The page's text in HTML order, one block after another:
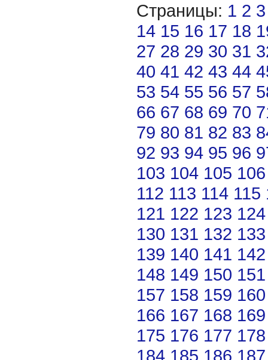
Страницы: 1 2 3
14 15 16 17 18
27 28 29 30 31
40 41 42 43 44
53 54 55 56 57
66 67 68 69 70
79 80 81 82 83
92 93 94 95 96
103 104 105 106
112 113 114 115
121 122 123 124
130 131 132 133
139 140 141 142
148 149 150 151
157 158 159 160
166 167 168 169
175 176 177 178
184 185 186 187